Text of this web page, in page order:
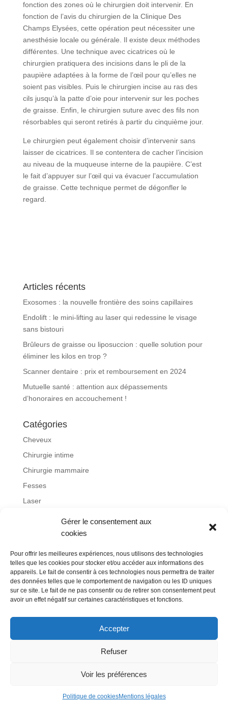
Gérer le consentement aux
cookies
Pour offrir les meilleures expériences, nous utilisons des technologies
telles que les cookies pour stocker et/ou accéder aux informations des
appareils. Le fait de consentir à ces technologies nous permettra de traiter
des données telles que le comportement de navigation ou les ID uniques
sur ce site. Le fait de ne pas consentir ou de retirer son consentement peut
avoir un effet négatif sur certaines caractéristiques et fonctions.
Accepter
Refuser
Voir les préférences
Politique de cookiesMentions légales
fonction des zones où le chirurgien doit intervenir. En
fonction de l’avis du chirurgien de la Clinique Des
Champs Elysées, cette opération peut nécessiter une
anesthésie locale ou générale. Il existe deux méthodes
différentes. Une technique avec cicatrices où le
chirurgien pratiquera des incisions dans le pli de la
paupière adaptées à la forme de l’œil pour qu’elles ne
soient pas visibles. Puis le chirurgien incise au ras des
cils jusqu’à la patte d’oie pour intervenir sur les poches
de graisse. Enfin, le chirurgien suture avec des fils non
résorbables qui seront retirés à partir du cinquième jour.
Le chirurgien peut également choisir d’intervenir sans
laisser de cicatrices. Il se contentera de cacher l’incision
au niveau de la muqueuse interne de la paupière. C’est
le fait d’appuyer sur l’œil qui va évacuer l’accumulation
de graisse. Cette technique permet de dégonfler le
regard.
Articles récents
Exosomes : la nouvelle frontière des soins capillaires
Endolift : le mini-lifting au laser qui redessine le visage
sans bistouri
Brûleurs de graisse ou liposuccion : quelle solution pour
éliminer les kilos en trop ?
Scanner dentaire : prix et remboursement en 2024
Mutuelle santé : attention aux dépassements
d’honoraires en accouchement !
Catégories
Cheveux
Chirurgie intime
Chirurgie mammaire
Fesses
Laser
otoplastie
Remboursement
Rhinoplastie
Mentions légales